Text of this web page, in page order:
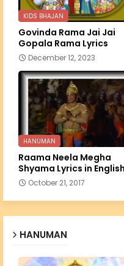
KIDS BHAJAN
Govinda Rama Jai Jai
Gopala Rama Lyrics
December 12, 2023
HANUMAN
Raama Neela Megha
Shyama Lyrics in English
October 21, 2017
HANUMAN